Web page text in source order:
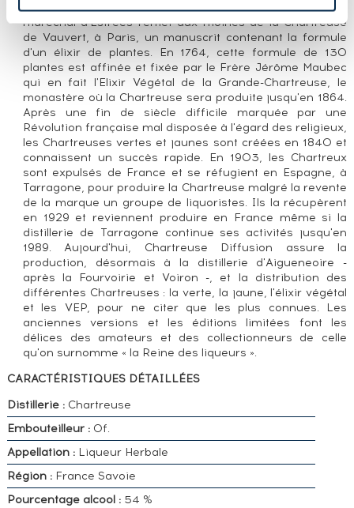
Les origines de la Chartreuse sont obscures. En 1605, le
maréchal d'Estrées remet aux moines de la Chartreuse
de Vauvert, à Paris, un manuscrit contenant la formule
d'un élixir de plantes. En 1764, cette formule de 130
plantes est affinée et fixée par le Frère Jérôme Maubec
qui en fait l'Elixir Végétal de la Grande-Chartreuse, le
monastère où la Chartreuse sera produite jusqu'en 1864.
Après une fin de siècle difficile marquée par une
Révolution française mal disposée à l'égard des religieux,
les Chartreuses vertes et jaunes sont créées en 1840 et
connaissent un succès rapide. En 1903, les Chartreux
sont expulsés de France et se réfugient en Espagne, à
Tarragone, pour produire la Chartreuse malgré la revente
de la marque un groupe de liquoristes. Ils la récupèrent
en 1929 et reviennent produire en France même si la
distillerie de Tarragone continue ses activités jusqu'en
1989. Aujourd'hui, Chartreuse Diffusion assure la
production, désormais à la distillerie d'Aigueneoire -
après la Fourvoirie et Voiron -, et la distribution des
différentes Chartreuses : la verte, la jaune, l'élixir végétal
et les VEP, pour ne citer que les plus connues. Les
anciennes versions et les éditions limitées font les
délices des amateurs et des collectionneurs de celle
qu'on surnomme « la Reine des liqueurs ».
CARACTÉRISTIQUES DÉTAILLÉES
Distillerie :Chartreuse
Embouteilleur :Of.
Appellation :Liqueur Herbale
Région : France Savoie
Pourcentage alcool :54 %